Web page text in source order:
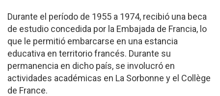
Durante el período de 1955 a 1974, recibió una beca
de estudio concedida por la Embajada de Francia, lo
que le permitió embarcarse en una estancia
educativa en territorio francés. Durante su
permanencia en dicho país, se involucró en
actividades académicas en La Sorbonne y el Collège
de France.